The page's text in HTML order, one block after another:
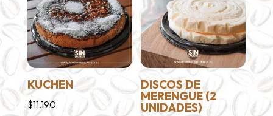
KUCHEN
$11.190
DISCOS DE
MERENGUE (2
UNIDADES)